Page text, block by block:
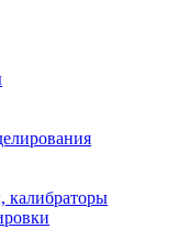
калибраторы